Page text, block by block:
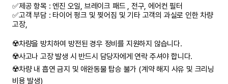
✅제공 항목 : 엔진 오일, 브레이크 패드 , 전구, 에어컨 필터
✅고객 부담 : 타이어 펑크 및 찢어짐 및 기타 고객의 과실로 인한 차량
고장,
☢️차량을 방치하여 방전된 경우 정비를 지원하지 않습니다.
☢️사고나 고장 발생 시 반드시 담당자에게 연락 주셔야 합니다.
☢️차량 내 흡연 금지 및 애완동물 탑승 불가 (계약 해지 사유 및 크리닝
비용 발생)